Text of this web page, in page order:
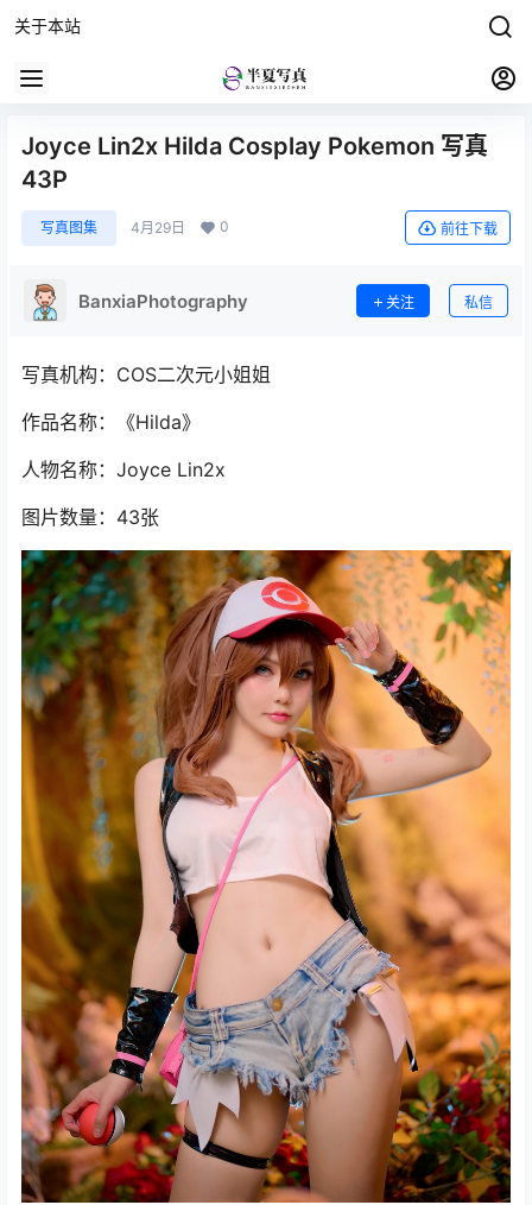
关于本站
Joyce Lin2x Hilda Cosplay Pokemon 写真
43P
写真图集 4月29日 0 前往下载
BanxiaPhotography 关注 私信
写真机构：COS二次元小姐姐
作品名称：《Hilda》
人物名称：Joyce Lin2x
图片数量：43张